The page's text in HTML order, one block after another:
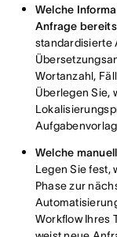
Welche
Anfrage
standardisierte
Wortanzahl,
Überlegen Sie,
Welche
Legen Sie fest,
Phase zur
Workflow Ihres